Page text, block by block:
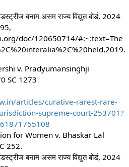
बनाम असम राज्य विद्युत बोर्ड, 2024
doc/120650714/#:~:text=The
v. Pradyumansinghji
SC 1273
articles/curative-rarest-rare-
supreme-court-253701?
for Women v. Bhaskar Lal
252.
बनाम असम राज्य विद्युत बोर्ड, 2024